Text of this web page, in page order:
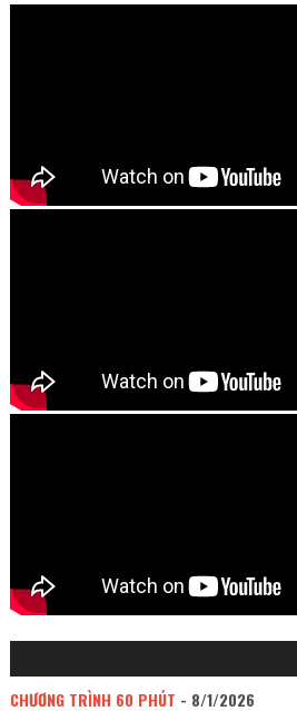
CHƯƠNG TRÌNH 60 PHÚT - 8/1/2026